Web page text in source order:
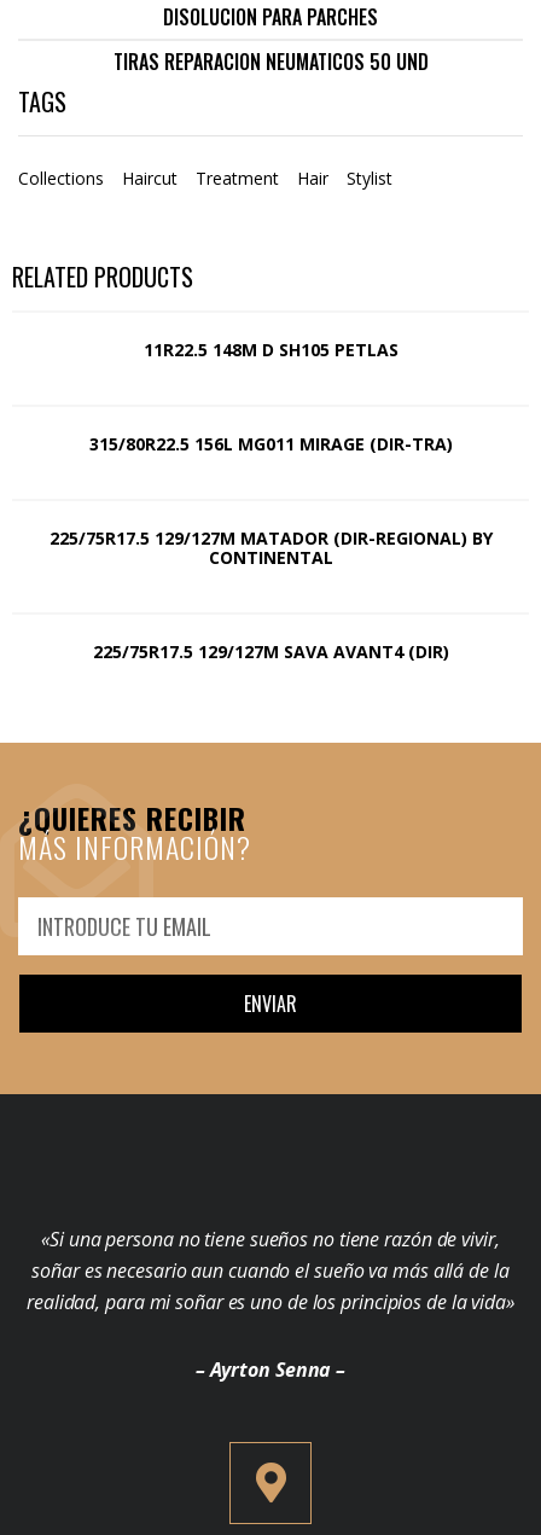
DISOLUCION PARA PARCHES
TIRAS REPARACION NEUMATICOS 50 UND
TAGS
Collections Haircut Treatment Hair Stylist
RELATED PRODUCTS
11R22.5 148M D SH105 PETLAS
315/80R22.5 156L MG011 MIRAGE (DIR-TRA)
225/75R17.5 129/127M MATADOR (DIR-REGIONAL) BY
CONTINENTAL
225/75R17.5 129/127M SAVA AVANT4 (DIR)
¿QUIERES RECIBIR
MÁS INFORMACIÓN?
ENVIAR
«Si una persona no tiene sueños no tiene razón de vivir,
soñar es necesario aun cuando el sueño va más allá de la
realidad, para mi soñar es uno de los principios de la vida»
– Ayrton Senna –